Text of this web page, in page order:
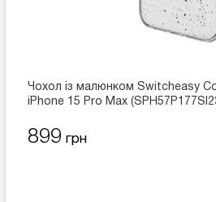
Чохол із малюнком Switcheasy
iPhone 15 Pro Max
899 грн